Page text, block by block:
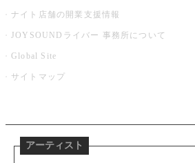
ナイト店舗の開業支援情報
JOYSOUNDライバー 事務所について
Global Site
サイトマップ
アーティスト